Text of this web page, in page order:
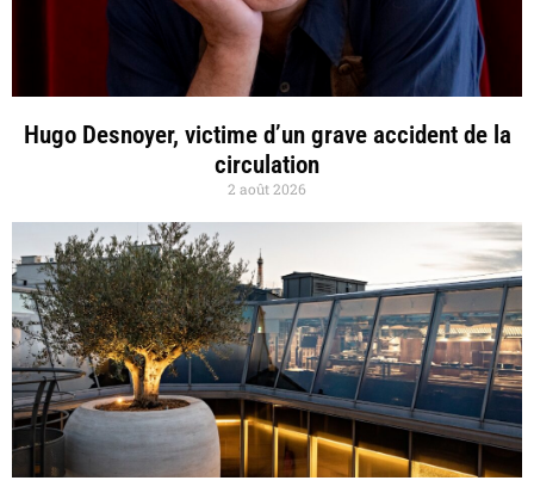
Hugo Desnoyer, victime d’un grave accident de la
circulation
2 août 2026